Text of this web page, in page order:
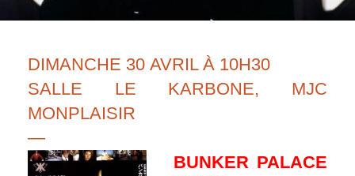
DIMANCHE 30 AVRIL À 10H30
SALLE LE KARBONE, MJC
MONPLAISIR
—
BUNKER PALACE